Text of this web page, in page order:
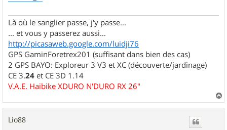
g
Là où le sanglier passe, j'y passe...
... et vous y passerez aussi...
http://picasaweb.google.com/luidji76
GPS GaminForetrex201 (suffisant dans bien des cas)
2 GPS BAYO: Exploreur 3 V3 et XC (découverte/jardinage)
CE 3.24 et CE 3D 1.14
V.A.E. Haibike XDURO N'DURO RX 26"
a
Lio88